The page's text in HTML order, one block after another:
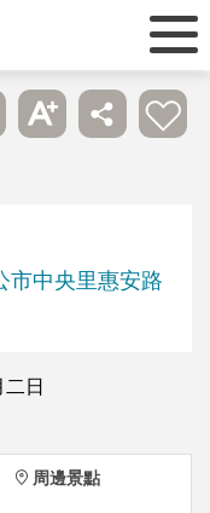
市中央里惠安路
日
周邊景點